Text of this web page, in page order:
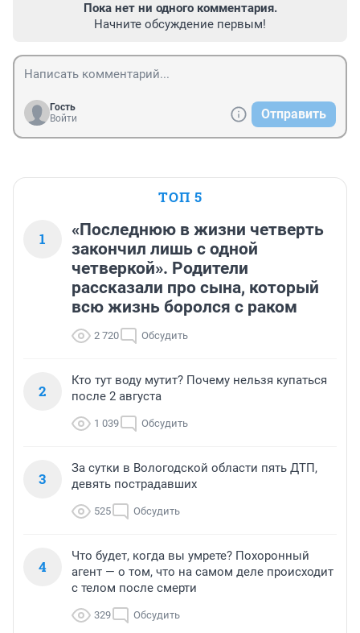
Пока нет ни одного комментария.
Начните обсуждение первым!
Гость
Войти
Отправить
ТОП 5
1
«Последнюю в жизни четверть
закончил лишь с одной
четверкой». Родители
рассказали про сына, который
всю жизнь боролся с раком
2 720 Обсудить
2
Кто тут воду мутит? Почему нельзя купаться
после 2 августа
1 039 Обсудить
3
За сутки в Вологодской области пять ДТП,
девять пострадавших
525 Обсудить
4
Что будет, когда вы умрете? Похоронный
агент — о том, что на самом деле происходит
с телом после смерти
329 Обсудить